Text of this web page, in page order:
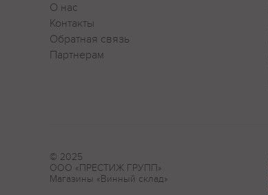
О нас
Контакты
Обратная связь
Партнерам
© 2025
ООО «ПРЕСТИЖ ГРУПП»
Магазины «Винный склад»